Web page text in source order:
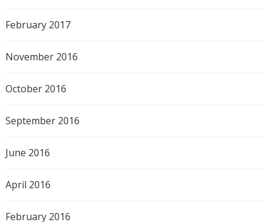
February 2017
November 2016
October 2016
September 2016
June 2016
April 2016
February 2016